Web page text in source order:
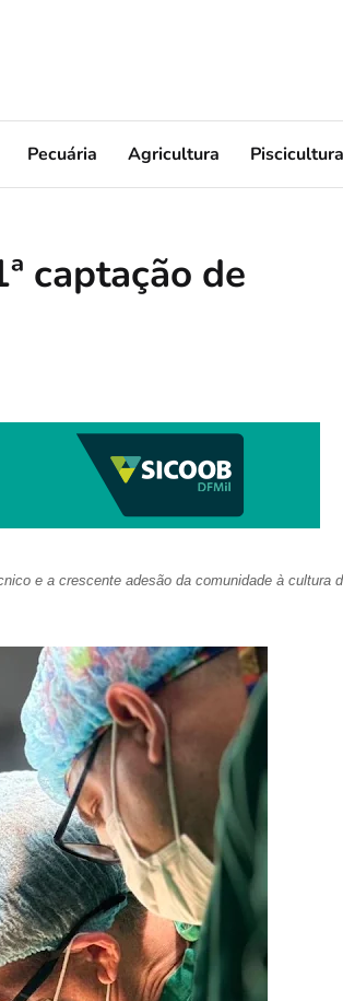
Pecuária Agricultura Piscicultura
captação de
e a crescente adesão da comunidade à cultura